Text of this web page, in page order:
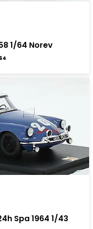
1/64 Norev
Spa 1964 1/43